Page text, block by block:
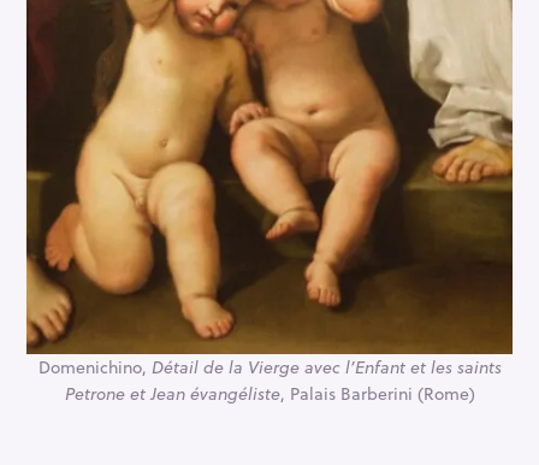
Domenichino, Détail de la Vierge avec l’Enfant et les saints
Petrone et Jean évangéliste, Palais Barberini (Rome)
: